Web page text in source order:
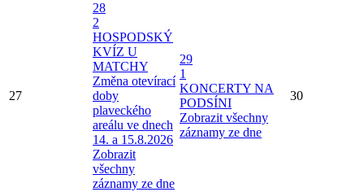
27
28
2
HOSPODSKÝ
KVÍZ U
MATCHY
Změna otevírací
doby
plaveckého
areálu ve dnech
14. a 15.8.2026
Zobrazit
všechny
záznamy ze dne
29
1
KONCERTY NA
PODSÍNI
Zobrazit všechny
záznamy ze dne
30